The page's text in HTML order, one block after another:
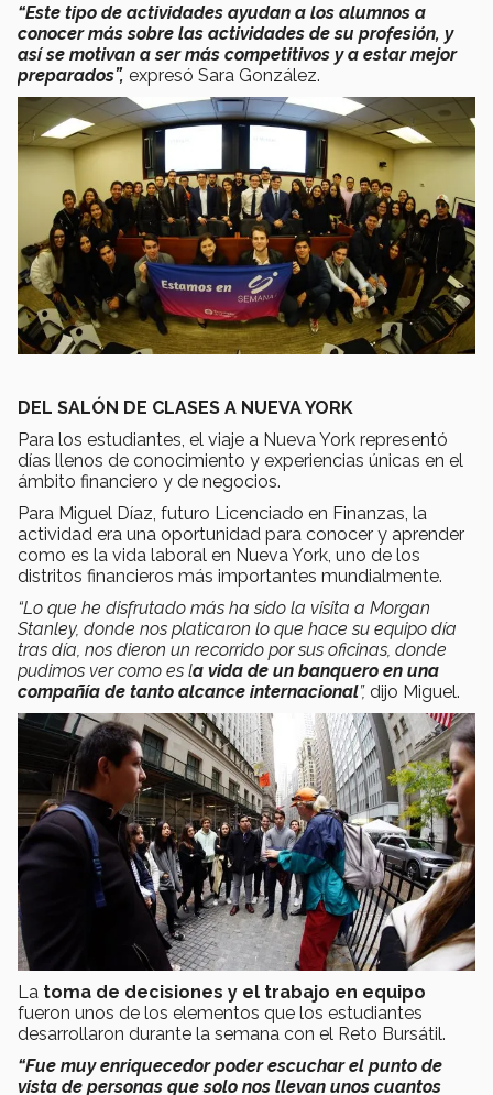
“Este tipo de actividades ayudan a los alumnos a
conocer más sobre las actividades de su profesión, y
así se motivan a ser más competitivos y a estar mejor
preparados”, expresó Sara González.
DEL SALÓN DE CLASES A NUEVA YORK
Para los estudiantes, el viaje a Nueva York representó
días llenos de conocimiento y experiencias únicas en el
ámbito financiero y de negocios.
Para Miguel Díaz, futuro Licenciado en Finanzas, la
actividad era una oportunidad para conocer y aprender
como es la vida laboral en Nueva York, uno de los
distritos financieros más importantes mundialmente.
“Lo que he disfrutado más ha sido la visita a Morgan
Stanley, donde nos platicaron lo que hace su equipo día
tras día, nos dieron un recorrido por sus oficinas, donde
pudimos ver como es la vida de un banquero en una
compañía de tanto alcance internacional”, dijo Miguel.
La toma de decisiones y el trabajo en equipo
fueron unos de los elementos que los estudiantes
desarrollaron durante la semana con el Reto Bursátil.
“Fue muy enriquecedor poder escuchar el punto de
vista de personas que solo nos llevan unos cuantos